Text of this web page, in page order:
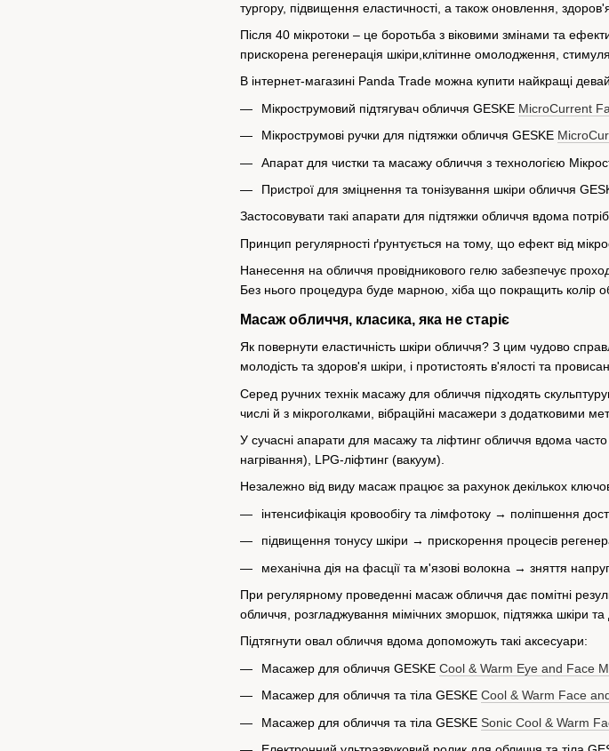
тургору, підвищення еластичності, а також оновлення,
Після 40 мікротоки – це боротьба з віковими змінами та
прискорена регенерація шкіри,клітинне омолодження,
В інтернет-магазині Panda Trade можна купити найкращі
Мікрострумовий підтягувач обличчя GESKE MicroCurrent
Мікрострумові ручки для підтяжки обличчя GESKE
Апарат для чистки та масажу обличчя з технологією
Пристрої для зміцнення та тонізування шкіри обличчя
Застосовувати такі апарати для підтяжки обличчя вдома
Принцип регулярності ґрунтується на тому, що ефект від
Нанесення на обличчя провідникового гелю забезпечує
Без нього процедура буде марною, хіба що покращить колір
Масаж обличчя, класика, яка не старіє
Як повернути еластичність шкіри обличчя? З цим чудово
молодість та здоров'я шкіри, і протистоять в'ялості та
Серед ручних технік масажу для обличчя підходять
числі й з мікроголками, вібраційні масажери з додатковими
У сучасні апарати для масажу та ліфтинг обличчя вдома часто
нагрівання), LPG-ліфтинг (вакуум).
Незалежно від виду масаж працює за рахунок декількох
інтенсифікація кровообігу та лімфотоку → поліпшення
підвищення тонусу шкіри → прискорення процесів
механічна дія на фасції та м'язові волокна → зняття
При регулярному проведенні масаж обличчя дає помітні
обличчя, розгладжування мімічних зморшок, підтяжка шкіри та
Підтягнути овал обличчя вдома допоможуть такі аксесуари:
Масажер для обличчя GESKE Cool & Warm Eye and Face
Масажер для обличчя та тіла GESKE Cool & Warm Face
Масажер для обличчя та тіла GESKE Sonic Cool & Warm